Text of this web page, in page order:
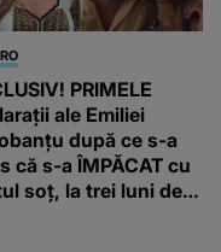
PRIMELE
ale Emiliei
după ce s-a
că s-a ÎMPĂCAT cu
soț, la trei luni de